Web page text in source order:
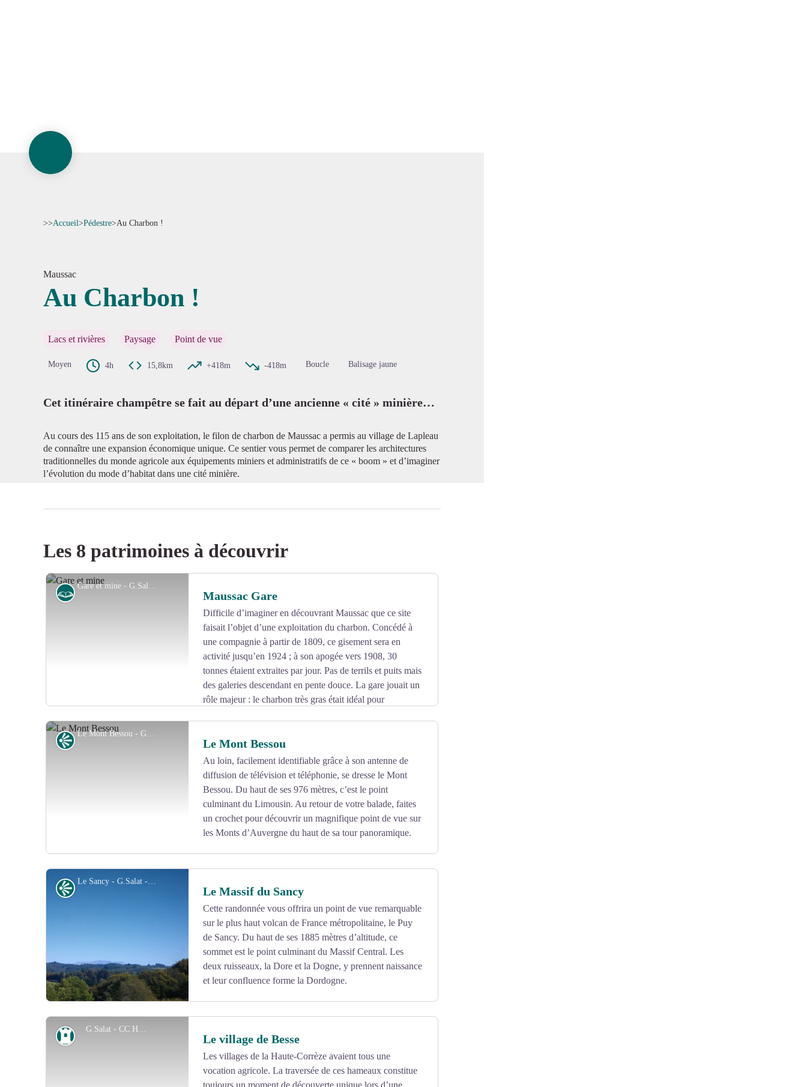
>>Accueil>Pédestre>Au Charbon !
Maussac
Au Charbon !
Lacs et rivières Paysage Point de vue
Moyen 4h 15,8km +418m -418m Boucle Balisage jaune
Cet itinéraire champêtre se fait au départ d’une ancienne « cité » minière…
Au cours des 115 ans de son exploitation, le filon de charbon de Maussac a permis au village de Lapleau
de connaître une expansion économique unique. Ce sentier vous permet de comparer les architectures
traditionnelles du monde agricole aux équipements miniers et administratifs de ce « boom » et d’imaginer
l’évolution du mode d’habitat dans une cité minière.
Les 8 patrimoines à découvrir
Gare et mine - G.Salat - CC HCC
Voir l'image en plein écran
Histoire Maussac Gare
Difficile d’imaginer en découvrant Maussac que ce site
faisait l’objet d’une exploitation du charbon. Concédé à
une compagnie à partir de 1809, ce gisement sera en
activité jusqu’en 1924 ; à son apogée vers 1908, 30
tonnes étaient extraites par jour. Pas de terrils et puits mais
des galeries descendant en pente douce. La gare jouait un
rôle majeur : le charbon très gras était idéal pour
production.
Le Mont Bessou - G.Salat - CC HCC
Voir l'image en plein écran
Point de vue Le Mont Bessou
Au loin, facilement identifiable grâce à son antenne de
diffusion de télévision et téléphonie, se dresse le Mont
Bessou. Du haut de ses 976 mètres, c’est le point
culminant du Limousin. Au retour de votre balade, faites
un crochet pour découvrir un magnifique point de vue sur
les Monts d’Auvergne du haut de sa tour panoramique.
Le Sancy - G.Salat - CC HCC
Voir l'image en plein écran
Point de vue Le Massif du Sancy
Cette randonnée vous offrira un point de vue remarquable
sur le plus haut volcan de France métropolitaine, le Puy
de Sancy. Du haut de ses 1885 mètres d’altitude, ce
sommet est le point culminant du Massif Central. Les
deux ruisseaux, la Dore et la Dogne, y prennent naissance
et leur confluence forme la Dordogne.
G.Salat - CC HCC
Patrimoine Le village de Besse
Les villages de la Haute-Corrèze avaient tous une
vocation agricole. La traversée de ces hameaux constitue
toujours un moment de découverte unique lors d’une